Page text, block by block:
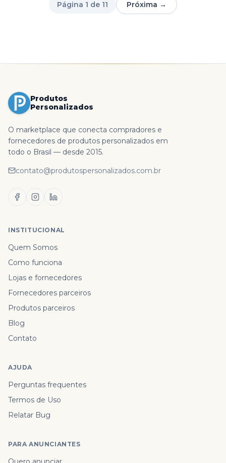
Página 1 de 11 Próxima →
Produtos
Personalizados
O marketplace que conecta compradores e
fornecedores de produtos personalizados em
todo o Brasil — desde 2015.
contato@produtospersonalizados.com.br
INSTITUCIONAL
Quem Somos
Como funciona
Lojas e fornecedores
Fornecedores parceiros
Produtos parceiros
Blog
Contato
AJUDA
Perguntas frequentes
Termos de Uso
Relatar Bug
PARA ANUNCIANTES